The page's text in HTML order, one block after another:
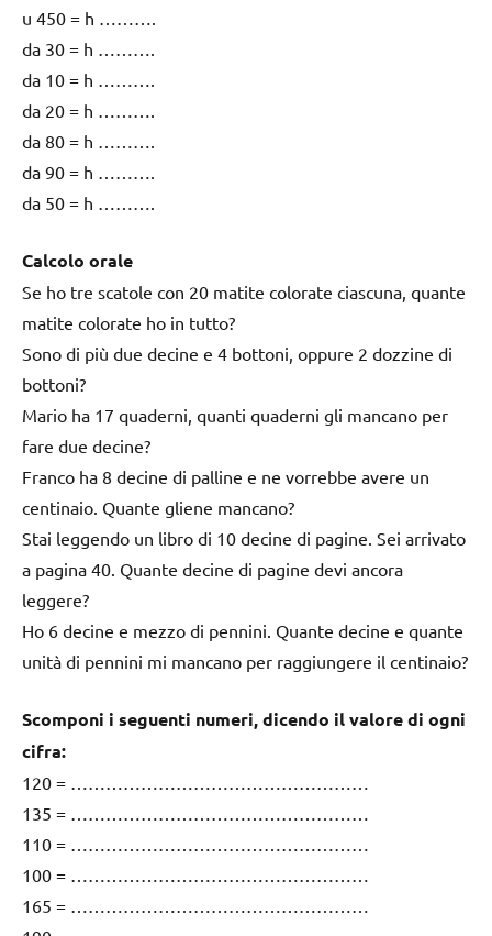
u 450 = h ……….
da 30 = h ……….
da 10 = h ……….
da 20 = h ……….
da 80 = h ……….
da 90 = h ……….
da 50 = h ……….
Calcolo orale
Se ho tre scatole con 20 matite colorate ciascuna, quante
matite colorate ho in tutto?
Sono di più due decine e 4 bottoni, oppure 2 dozzine di
bottoni?
Mario ha 17 quaderni, quanti quaderni gli mancano per
fare due decine?
Franco ha 8 decine di palline e ne vorrebbe avere un
centinaio. Quante gliene mancano?
Stai leggendo un libro di 10 decine di pagine. Sei arrivato
a pagina 40. Quante decine di pagine devi ancora
leggere?
Ho 6 decine e mezzo di pennini. Quante decine e quante
unità di pennini mi mancano per raggiungere il centinaio?
Scomponi i seguenti numeri, dicendo il valore di ogni
cifra:
120 = ……………………………………………
135 = ……………………………………………
110 = ……………………………………………
100 = ……………………………………………
165 = ……………………………………………